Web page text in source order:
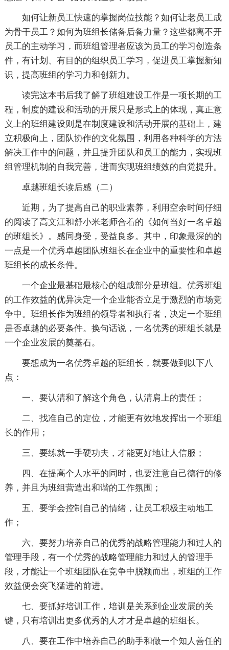
如何让新员工快速的掌握岗位技能？如何让老员工成
为骨干员工？如何为班组长储备后备力量？这些都离不开
员工的主动学习，而班组管理者应该为员工的学习创造条
件，有计划、有目的的组织员工学习，促进员工掌握新知
识，提高班组的学习力和创新力。
读完这本书后我了解了班组建设工作是一项长期的工
程，制度的建设和活动的开展只是形式上的体现，真正意
义上的班组建设则是在制度建设和活动开展的基础上，建
立积极向上，团队协作的文化氛围，利用各种科学的方法
解决工作中的问题，并且提升团队和员工的能力，实现班
组管理机制的自我完善，进而实现班组绩效的自觉提升。
卓越班组长读后感（二）
近期，为了提高自己的职业素养，利用空余时间仔细
的阅读了高文江和舒小米老师合着的《如何当好一名卓越
的班组长》。感同身受，受益良多。其中，印象最深的的
一点是一个优秀卓越团队班组长在企业中的重要性和卓越
班组长的成长条件。
一个企业最基础最核心的组成部分是班组。优秀班组
的工作效益的优异决定一个企业能否立足于激烈的市场竞
争中。班组长作为班组的领导者和执行者，决定一个班组
是否卓越的必要条件。换句话说，一名优秀的班组长就是
一个企业发展的奠基石。
要想成为一名优秀卓越的班组长，就要做到以下八
点：
一、要认清和了解这个角色，认清肩上的责任；
二、找准自己的定位，才能更有效地发挥出一个班组
长的作用；
三、要练就一手硬功夫，才能更好地让人信服；
四、在提高个人水平的同时，也要注意自己德行的修
养，并且为班组营造出和谐的工作氛围；
五、要学会控制自己的情绪，让员工积极主动地工
作；
六、要努力培养自己的优秀的战略管理能力和过人的
管理手段，有一个优秀的战略管理能力和过人的管理手
段，才能让一个班组团队在竞争中脱颖而出，班组的工作
效益便会突飞猛进的前进。
七、要抓好培训工作，培训是关系到企业发展的关
键，只有培训出更多优秀的人才才是卓越的班组长。
八、要在工作中培养自己的助手和做一个知人善任的